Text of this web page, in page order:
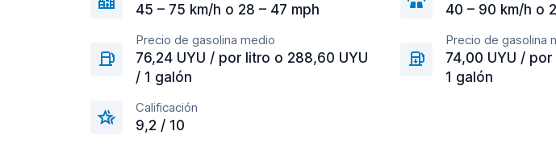
45 – 75 km/h o 28 – 47 mph 40 – 90 km/h o
Precio de gasolina medio
76,24 UYU / por litro o 288,60 UYU
/ 1 galón
Precio de gasolina
74,00 UYU /
1 galón
Calificación
9,2 / 10